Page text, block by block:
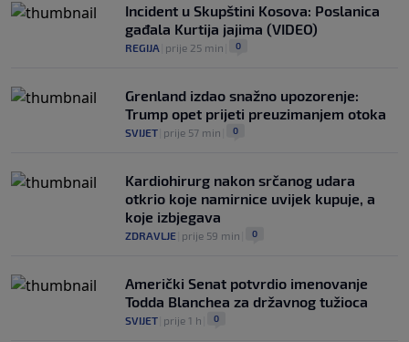
Incident u Skupštini Kosova: Poslanica
gađala Kurtija jajima (VIDEO)
REGIJA prije 25 min 0
Grenland izdao snažno upozorenje:
Trump opet prijeti preuzimanjem otoka
SVIJET prije 57 min 0
Kardiohirurg nakon srčanog udara
otkrio koje namirnice uvijek kupuje, a
koje izbjegava
ZDRAVLJE prije 59 min 0
Američki Senat potvrdio imenovanje
Todda Blanchea za državnog tužioca
SVIJET prije 1 h 0